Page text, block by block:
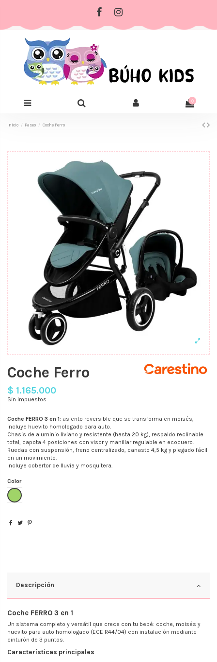
0
Inicio Paseo Coche Ferro
Coche Ferro
$ 1.165.000
Sin impuestos
Coche FERRO 3 en 1: asiento reversible que se transforma en moisés,
incluye huevito homologado para auto.
Chasis de aluminio liviano y resistente (hasta 20 kg), respaldo reclinable
total, capota 4 posiciones con visor y manillar regulable en ecocuero.
Ruedas con suspensión, freno centralizado, canasto 4,5 kg y plegado fácil
en un movimiento.
Incluye cobertor de lluvia y mosquitera.
Color
Verde
Descripción
Coche FERRO 3 en 1
Un sistema completo y versátil que crece con tu bebé: coche, moisés y
huevito para auto homologado (ECE R44/04) con instalación mediante
cinturón de 3 puntos.
Características principales